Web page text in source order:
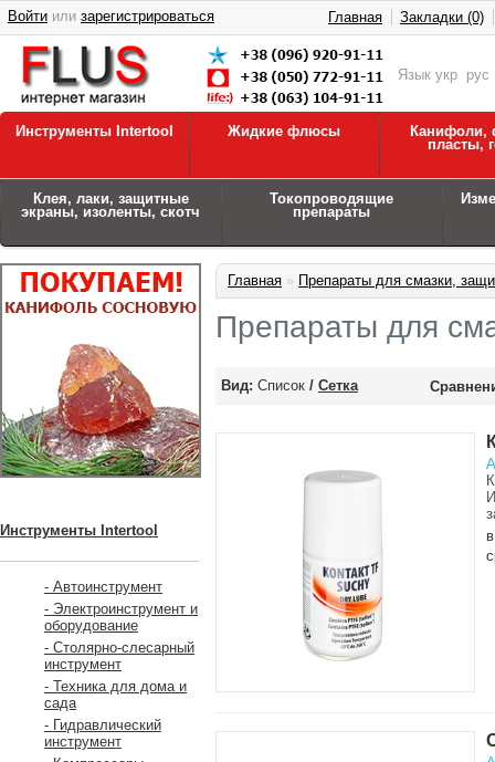
Язык укр рус
Войти или зарегистрироваться Главная Закладки (0)
Инструменты Intertool Жидкие флюсы
Канифоли,
пласты,
Клея, лаки, защитные
экраны, изоленты, скотч
Токопроводящие
препараты
Инструменты Intertool
- Автоинструмент
- Электроинструмент и
оборудование
- Столярно-слесарный
инструмент
- Техника для дома и
сада
- Гидравлический
инструмент
Главная » Препараты для смазки,
Препараты для
Вид: Список / Сетка